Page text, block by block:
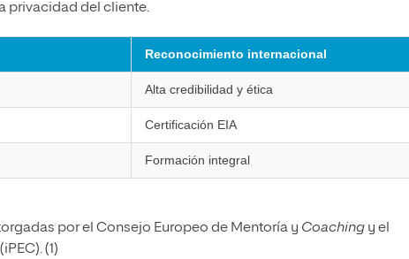
privacidad del cliente.
Reconocimiento internacional
Alta credibilidad y ética
Certificación EIA
Formación integral
por el Consejo Europeo de Mentoría y Coaching y el
(iPEC). (1)